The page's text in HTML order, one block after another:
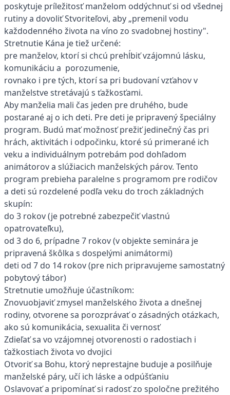
poskytuje príležitosť manželom oddýchnuť si od všednej
rutiny a dovoliť Stvoriteľovi, aby „premenil vodu
každodenného života na víno zo svadobnej hostiny".
Stretnutie Kána je tiež určené:
pre manželov, ktorí si chcú prehĺbiť vzájomnú lásku,
komunikáciu a porozumenie,
rovnako i pre tých, ktorí sa pri budovaní vzťahov v
manželstve stretávajú s ťažkosťami.
Aby manželia mali čas jeden pre druhého, bude
postarané aj o ich deti. Pre deti je pripravený špeciálny
program. Budú mať možnosť prežiť jedinečný čas pri
hrách, aktivitách i odpočinku, ktoré sú primerané ich
veku a individuálnym potrebám pod dohľadom
animátorov a slúžiacich manželských párov. Tento
program prebieha paralelne s programom pre rodičov
a deti sú rozdelené podľa veku do troch základných
skupín:
do 3 rokov (je potrebné zabezpečiť vlastnú
opatrovateľku),
od 3 do 6, prípadne 7 rokov (v objekte seminára je
pripravená škôlka s dospelými animátormi)
deti od 7 do 14 rokov (pre nich pripravujeme samostatný
pobytový tábor)
Stretnutie umožňuje účastníkom:
Znovuobjaviť zmysel manželského života a dnešnej
rodiny, otvorene sa porozprávať o zásadných otázkach,
ako sú komunikácia, sexualita či vernosť
Zdieľať sa vo vzájomnej otvorenosti o radostiach i
ťažkostiach života vo dvojici
Otvoriť sa Bohu, ktorý neprestajne buduje a posilňuje
manželské páry, učí ich láske a odpúšťaniu
Oslavovať a pripomínať si radosť zo spoločne prežitého